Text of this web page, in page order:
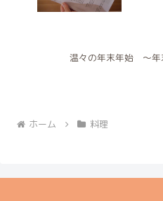
温々の年末年始 ～年
ホーム 料理